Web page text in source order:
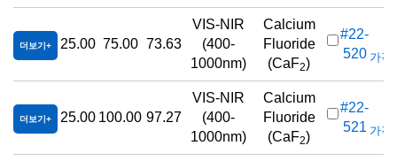
더보기 25.00 75.00 73.63
VIS-NIR
(400-
1000nm)
Calcium
Fluoride
(CaF2)
#22-
520 가격
더보기 25.00 100.00 97.27
VIS-NIR
(400-
1000nm)
Calcium
Fluoride
(CaF2)
#22-
521 가격